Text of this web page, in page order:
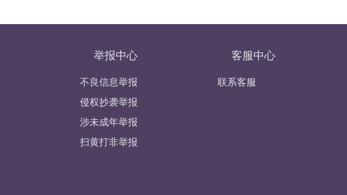
举报中心
不良信息举报
侵权抄袭举报
涉未成年举报
扫黄打非举报
客服中心
联系客服